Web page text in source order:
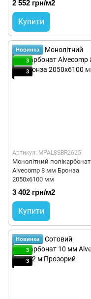
2 552 грн/м2
Купити
Новинка
3
3
Артикул: MPAL8SBR2625
Монолітний полікарбонат
Alvecomp 8 мм Бронза
2050х6100 мм
3 402 грн/м2
Купити
Новинка
3
3